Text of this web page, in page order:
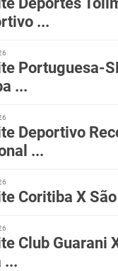
...
Portuguesa-
...
Deportivo
...
Coritiba X
Club Guarani
...